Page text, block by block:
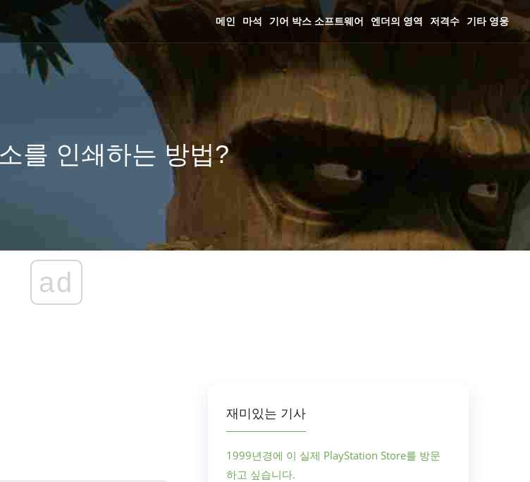
메인 마석 기어 박스 소프트웨어 엔더의 영역 저격수 기타 영웅
를 인쇄하는 방법?
ad
재미있는 기사
1999년경에 이 실제 PlayStation Store를 방문
하고 싶습니다.